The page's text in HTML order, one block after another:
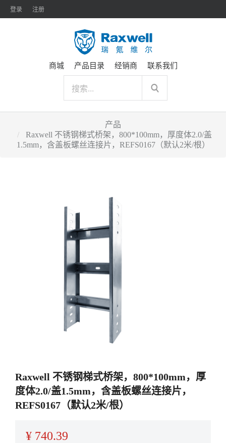
登录 注册
商城 产品目录 经销商 联系我们
产品
Raxwell 不锈钢梯式桥架，800*100mm，厚度体2.0/盖
1.5mm，含盖板螺丝连接片，REFS0167（默认2米/根）
Raxwell 不锈钢梯式桥架，800*100mm，厚
度体2.0/盖1.5mm，含盖板螺丝连接片，
REFS0167（默认2米/根）
¥ 740.39